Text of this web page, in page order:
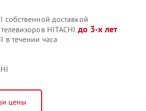
собственной доставкой
HITACHI до 3-х лет
в течении часа
цены